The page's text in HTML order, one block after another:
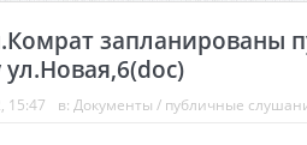
запланированы
ул.Новая,6(doc)
15:47 в: Документы / публичные